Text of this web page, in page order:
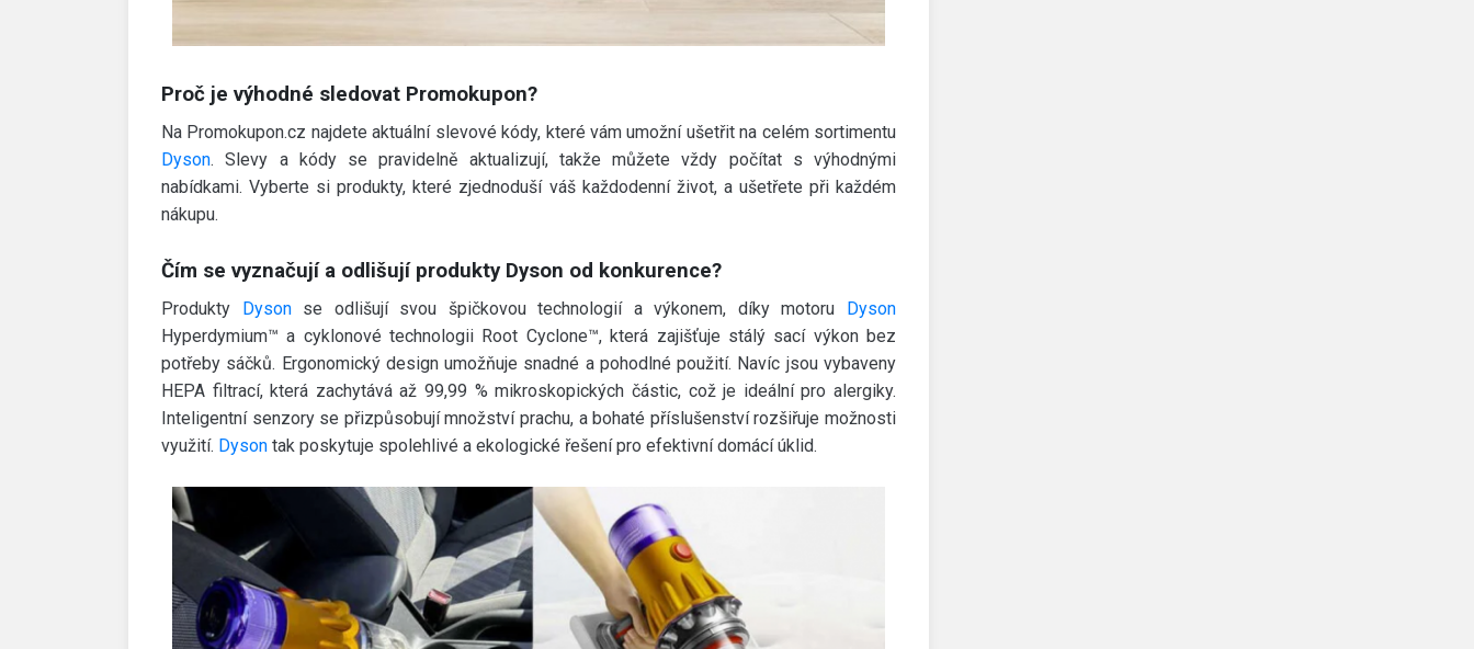
Proč je výhodné sledovat Promokupon?
Na Promokupon.cz najdete aktuální slevové kódy, které vám umožní ušetřit na celém sortimentu
Dyson. Slevy a kódy se pravidelně aktualizují, takže můžete vždy počítat s výhodnými
nabídkami. Vyberte si produkty, které zjednoduší váš každodenní život, a ušetřete při každém
nákupu.
Čím se vyznačují a odlišují produkty Dyson od konkurence?
Produkty Dysonse odlišují svou špičkovou technologií a výkonem, díky motoru Dyson
Hyperdymium™ a cyklonové technologii Root Cyclone™, která zajišťuje stálý sací výkon bez
potřeby sáčků. Ergonomický design umožňuje snadné a pohodlné použití. Navíc jsou vybaveny
HEPA filtrací, která zachytává až 99,99 % mikroskopických částic, což je ideální pro alergiky.
Inteligentní senzory se přizpůsobují množství prachu, a bohaté příslušenství rozšiřuje možnosti
využití. Dyson tak poskytuje spolehlivé a ekologické řešení pro efektivní domácí úklid.